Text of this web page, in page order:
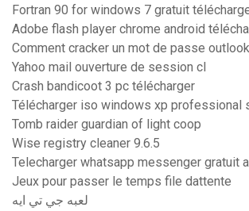
Fortran 90 for windows 7 gratuit
Adobe flash player chrome android
Comment cracker un mot de passe outlook
Yahoo mail ouverture de session cl
Crash bandicoot 3 pc télécharger
Télécharger iso windows xp professional
Tomb raider guardian of light coop
Wise registry cleaner 9.6.5
Telecharger whatsapp messenger gratuit
Jeux pour passer le temps file dattente
لعبه جي تي ايه